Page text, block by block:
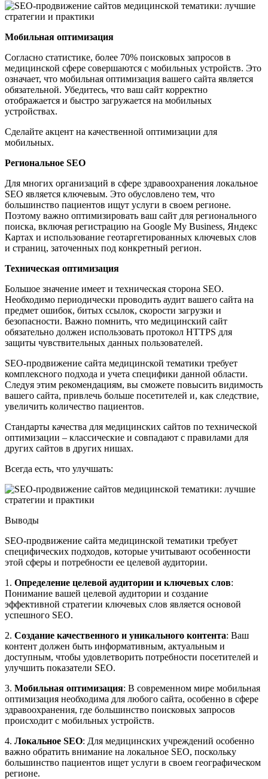
Мобильная оптимизация
Согласно статистике, более 70% поисковых запросов в
медицинской сфере совершаются с мобильных устройств. Это
означает, что мобильная оптимизация вашего сайта является
обязательной. Убедитесь, что ваш сайт корректно
отображается и быстро загружается на мобильных
устройствах.
Сделайте акцент на качественной оптимизации для
мобильных.
Региональное SEO
Для многих организаций в сфере здравоохранения локальное
SEO является ключевым. Это обусловлено тем, что
большинство пациентов ищут услуги в своем регионе.
Поэтому важно оптимизировать ваш сайт для регионального
поиска, включая регистрацию на Google My Business, Яндекс
Картах и использование геотаргетированных ключевых слов
и страниц, заточенных под конкретный регион.
Техническая оптимизация
Большое значение имеет и техническая сторона SEO.
Необходимо периодически проводить аудит вашего сайта на
предмет ошибок, битых ссылок, скорости загрузки и
безопасности. Важно помнить, что медицинский сайт
обязательно должен использовать протокол HTTPS для
защиты чувствительных данных пользователей.
SEO-продвижение сайта медицинской тематики требует
комплексного подхода и учета специфики данной области.
Следуя этим рекомендациям, вы сможете повысить видимость
вашего сайта, привлечь больше посетителей и, как следствие,
увеличить количество пациентов.
Стандарты качества для медицинских сайтов по технической
оптимизации – классические и совпадают с правилами для
других сайтов в других нишах.
Всегда есть, что улучшать:
Выводы
SEO-продвижение сайта медицинской тематики требует
специфических подходов, которые учитывают особенности
этой сферы и потребности ее целевой аудитории.
1. Определение целевой аудитории и ключевых слов:
Понимание вашей целевой аудитории и создание
эффективной стратегии ключевых слов является основой
успешного SEO.
2. Создание качественного и уникального контента: Ваш
контент должен быть информативным, актуальным и
доступным, чтобы удовлетворить потребности посетителей и
улучшить показатели SEO.
3. Мобильная оптимизация: В современном мире мобильная
оптимизация необходима для любого сайта, особенно в сфере
здравоохранения, где большинство поисковых запросов
происходит с мобильных устройств.
4. Локальное SEO: Для медицинских учреждений особенно
важно обратить внимание на локальное SEO, поскольку
большинство пациентов ищет услуги в своем географическом
регионе.